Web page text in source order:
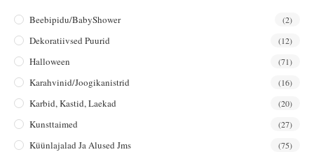
Beebipidu/BabyShower (2)
Dekoratiivsed Puurid (12)
Halloween (71)
Karahvinid/joogikanistrid (16)
Karbid, Kastid, Laekad (20)
Kunsttaimed (27)
Küünlajalad Ja Alused Jms (75)